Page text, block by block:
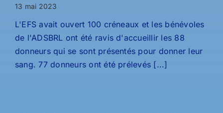
13 mai 2023
L'EFS avait ouvert 100 créneaux et les bénévoles
de l'ADSBRL ont été ravis d'accueillir les 88
donneurs qui se sont présentés pour donner leur
sang. 77 donneurs ont été prélevés [...]